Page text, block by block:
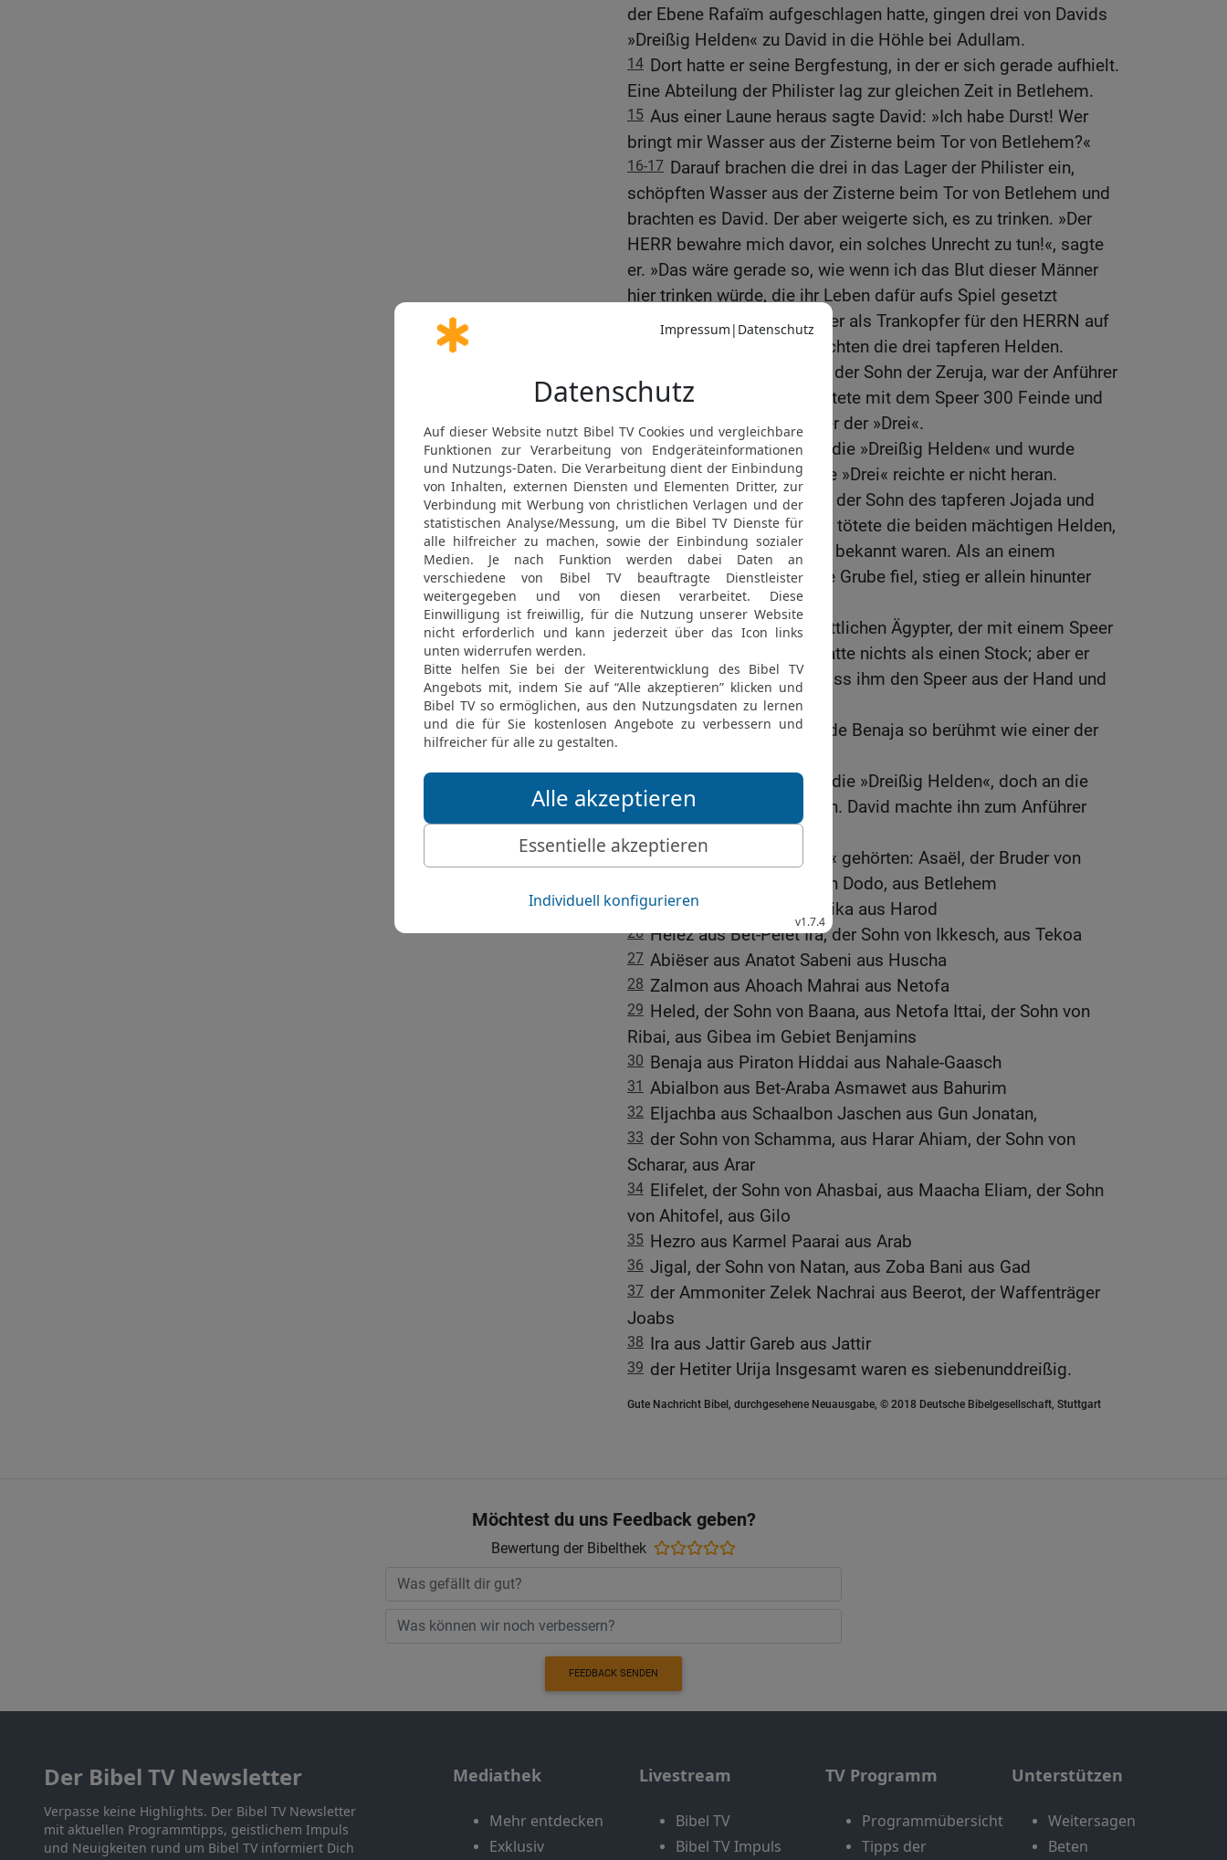
der Ebene Rafaïm aufgeschlagen hatte, gingen drei von Davids
»Dreißig Helden« zu David in die Höhle bei Adullam.
14 Dort hatte er seine Bergfestung, in der er sich gerade aufhielt.
Eine Abteilung der Philister lag zur gleichen Zeit in Betlehem.
15 Aus einer Laune heraus sagte David: »Ich habe Durst! Wer
bringt mir Wasser aus der Zisterne beim Tor von Betlehem?«
16-17 Darauf brachen die drei in das Lager der Philister ein,
schöpften Wasser aus der Zisterne beim Tor von Betlehem und
brachten es David. Der aber weigerte sich, es zu trinken. »Der
HERR bewahre mich davor, ein solches Unrecht zu tun!«, sagte
er. »Das wäre gerade so, wie wenn ich das Blut dieser Männer
hier trinken würde, die ihr Leben dafür aufs Spiel gesetzt
haben.« Er goss das Wasser als Trankopfer für den HERRN auf
die Erde. Diese Tat vollbrachten die drei tapferen Helden.
Abischai, Joabs Bruder, der Sohn der Zeruja, war der Anführer
der »Dreißig Helden«. Er tötete mit dem Speer 300 Feinde und
wurde so berühmt wie einer der »Drei«.
19
Er war angesehener als die »Dreißig Helden« und wurde
deren Anführer; doch an die »Drei« reichte er nicht heran.
20 Benaja aus Kabzeel war der Sohn des tapferen Jojada und
vollbrachte große Taten. Er tötete die beiden mächtigen Helden,
die als »Löwen von Moab« bekannt waren. Als an einem
Schneetag ein Löwe in eine Grube fiel, stieg er allein hinunter
und erschlug ihn.
21 Er tötete auch einen stattlichen Ägypter, der mit einem Speer
bewaffnet war. Er selbst hatte nichts als einen Stock; aber er
ging auf den Ägypter los, riss ihm den Speer aus der Hand und
durchbohrte ihn damit.
22 Durch solche Taten wurde Benaja so berühmt wie einer der
Er war angesehener als die »Dreißig Helden«, doch an die
»Drei« reichte er nicht heran. David machte ihn zum Anführer
24 Zu den »Dreißig Helden« gehörten: Asaël, der Bruder von
Joab Elhanan, der Sohn von Dodo, aus Betlehem
25 Schamma aus Harod Elika aus Harod
26 Helez aus Bet-Pelet Ira, der Sohn von Ikkesch, aus Tekoa
27 Abiëser aus Anatot Sabeni aus Huscha
28 Zalmon aus Ahoach Mahrai aus Netofa
29 Heled, der Sohn von Baana, aus Netofa Ittai, der Sohn von
Ribai, aus Gibea im Gebiet Benjamins
30 Benaja aus Piraton Hiddai aus Nahale-Gaasch
31 Abialbon aus Bet-Araba Asmawet aus Bahurim
32 Eljachba aus Schaalbon Jaschen aus Gun Jonatan,
33 der Sohn von Schamma, aus Harar Ahiam, der Sohn von
Scharar, aus Arar
34 Elifelet, der Sohn von Ahasbai, aus Maacha Eliam, der Sohn
von Ahitofel, aus Gilo
35 Hezro aus Karmel Paarai aus Arab
36 Jigal, der Sohn von Natan, aus Zoba Bani aus Gad
37 der Ammoniter Zelek Nachrai aus Beerot, der Waffenträger
Joabs
38 Ira aus Jattir Gareb aus Jattir
39 der Hetiter Urija Insgesamt waren es siebenunddreißig.
Gute Nachricht Bibel, durchgesehene Neuausgabe, © 2018 Deutsche Bibelgesellschaft, Stuttgart
Möchtest du uns Feedback geben?
Bewertung der Bibelthek
FEEDBACK SENDEN
Der Bibel TV Newsletter
Verpasse keine Highlights. Der Bibel TV Newsletter
mit aktuellen Programmtipps, geistlichem Impuls
und Neuigkeiten rund um Bibel TV informiert Dich
Mediathek
Mehr entdecken
Exklusiv
Livestream
Bibel TV
Bibel TV Impuls
TV Programm
Programmübersicht
Tipps der
Unterstützen
Weitersagen
Beten